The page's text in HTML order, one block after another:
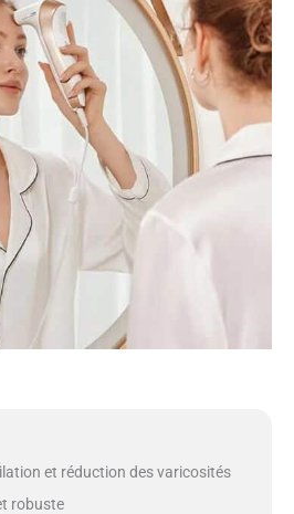
et réduction des varicosités
robuste